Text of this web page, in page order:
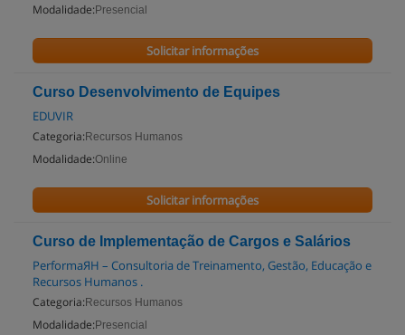
Modalidade: Presencial
Solicitar informações
Curso Desenvolvimento de Equipes
EDUVIR
Categoria: Recursos Humanos
Modalidade:Online
Solicitar informações
Curso de Implementação de Cargos e Salários
PerformaЯH – Consultoria de Treinamento, Gestão, Educação e
Recursos Humanos .
Categoria: Recursos Humanos
Modalidade: Presencial